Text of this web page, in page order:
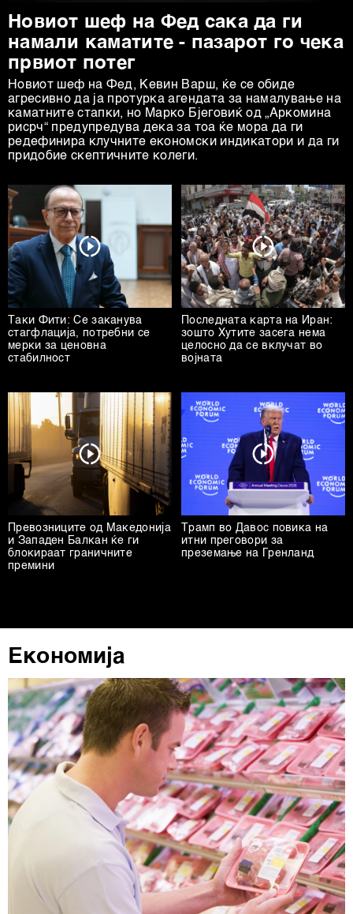
Новиот шеф на Фед сака да ги
намали каматите - пазарот го чека
првиот потег
Новиот шеф на Фeд, Кевин Варш, ќе се обиде
агресивно да ја протурка агендата за намалување на
каматните стапки, но Марко Бјеговиќ од „Аркомина
рисрч“ предупредува дека за тоа ќе мора да ги
редефинира клучните економски индикатори и да ги
придобие скептичните колеги.
Таки Фити: Се заканува
стагфлација, потребни се
мерки за ценовна
стабилност
Последната карта на Иран:
зошто Хутите засега нема
целосно да се вклучат во
војната
Превозниците од Македонија
и Западен Балкан ќе ги
блокираат граничните
премини
Трамп во Давос повика на
итни преговори за
преземање на Гренланд
Економија